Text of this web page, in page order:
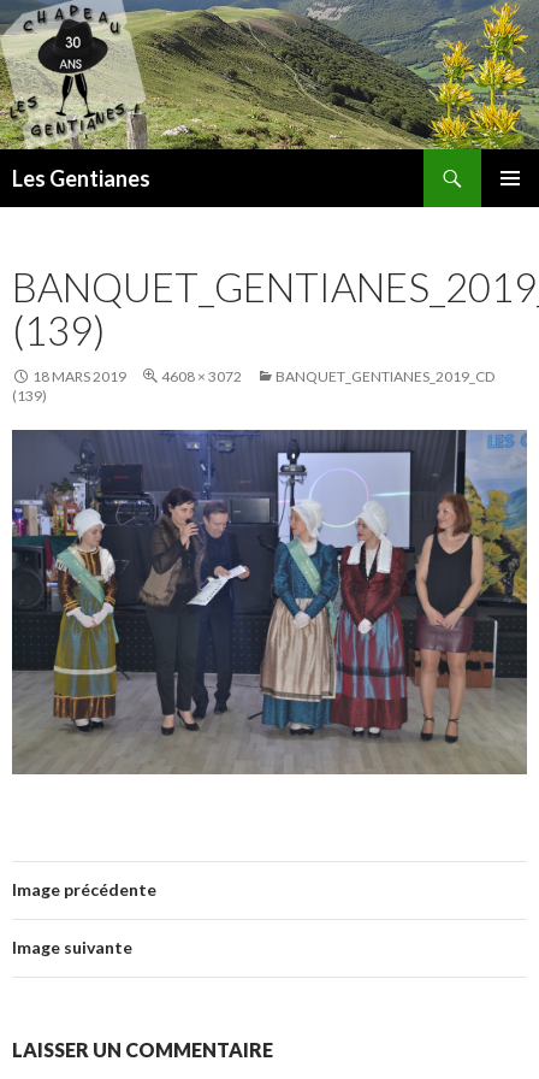
Les Gentianes
(139)
18 MARS 2019 4608 × 3072
BANQUET_GENTIANES_2019_CD
(139)
Image précédente
Image suivante
LAISSER UN COMMENTAIRE